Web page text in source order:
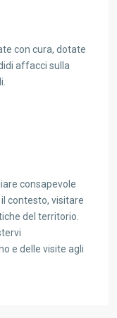
con cura, dotate
affacci sulla
consapevole
contesto, visitare
del territorio.
e delle visite agli